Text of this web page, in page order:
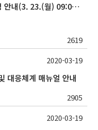
2020학년도 1학기 최종등록일정 안내(3. 23.(월) 09:00 ∼ 3. 25.(수) 17:00 )
2619
대응체계 매뉴얼 안내
2905
2020-03-19
2020-03-19